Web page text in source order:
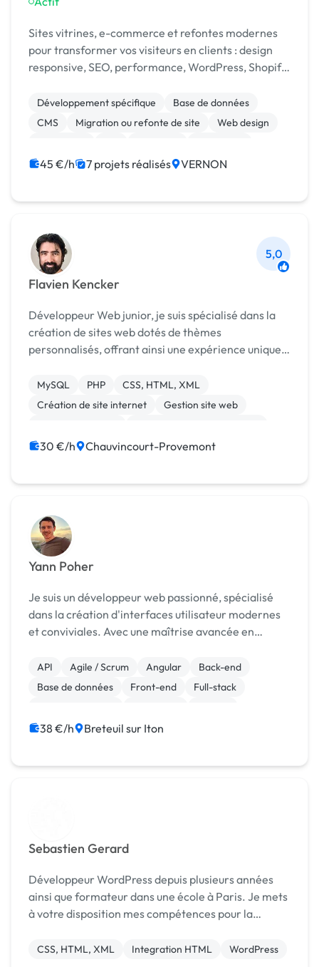
Sites vitrines, e-commerce et refontes modernes
pour transformer vos visiteurs en clients : design
responsive, SEO, performance, WordPress, Shopify
Développement spécifique
Base de données
CMS
Migration ou refonte de site
Web design
Node.js
45 €/h 7 projets réalisés VERNON
Flavien Kencker
5,0
Développeur Web junior, je suis spécialisé dans la
création de sites web dotés de thèmes
personnalisés, offrant ainsi une expérience unique
des sites sans utiliser de CMS. Compétences : •
Travau...
MySQL PHP
CSS, HTML, XML
Création de site internet
Gestion site web
WordPress
CAO Charte graphique
30 €/h Chauvincourt-Provemont
Yann Poher
Je suis un développeur web passionné, spécialisé
dans la création d'interfaces utilisateur modernes
et conviviales. Avec une maîtrise avancée en
pour concevoir des sites web esthétiques et
fonctionnels...
API Agile / Scrum Angular
Back-end
Base de données
Front-end
Full-stack
38 €/h Breteuil sur Iton
Sebastien Gerard
Développeur WordPress depuis plusieurs années
ainsi que formateur dans une école à Paris. Je mets
à votre disposition mes compétences pour la
CSS, HTML, XML Integration HTML WordPress